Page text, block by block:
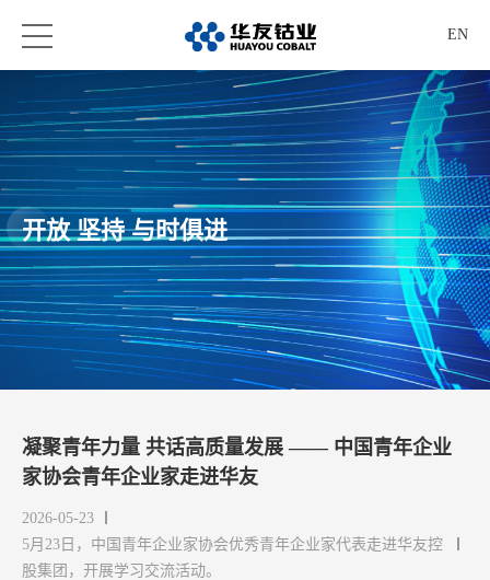
EN
开放 坚持 与时俱进
凝聚青年力量 共话高质量发展 —— 中国青年企业
家协会青年企业家走进华友
2026-05-23
5月23日，中国青年企业家协会优秀青年企业家代表走进华友控
股集团，开展学习交流活动。